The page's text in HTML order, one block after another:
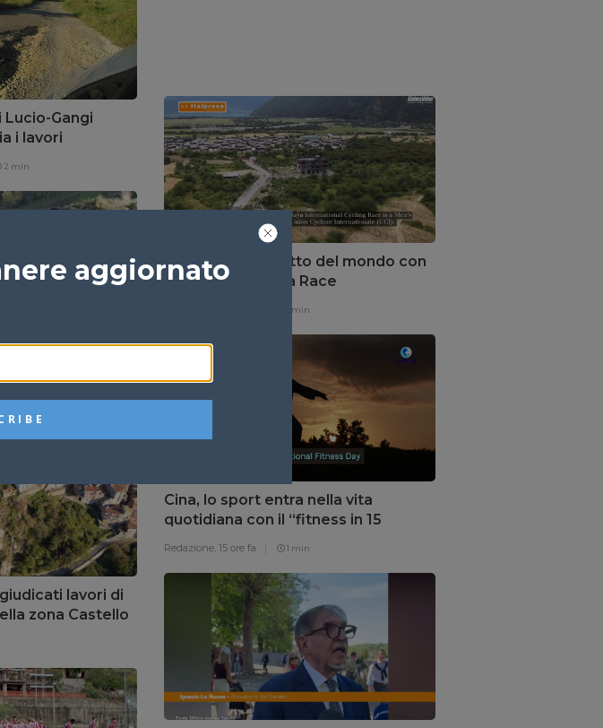
Lucio-Gangi
i lavori
2 min
lavori di
zona Castello
Cina, in bici sul tetto del mondo con
la Trans-Himalaya Race
1 min
Cina, lo sport entra nella vita
quotidiana con il “fitness in 15
Redazione, 15 ore fa 1 min
aggiornato